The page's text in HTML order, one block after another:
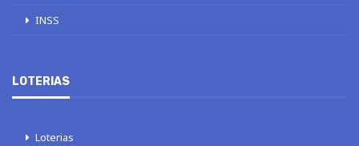
INSS
LOTERIAS
Loterias